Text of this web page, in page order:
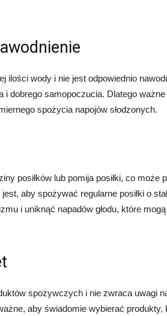
ilości wody i nie jest odpowiednio
i dobrego samopoczucia. Dlatego
spożycia napojów słodzonych.
posiłków lub pomija posiłki, co może
aby spożywać regularne posiłki o
i uniknąć napadów głodu, które
spożywczych i nie zwraca uwagi
aby świadomie wybierać produkty,